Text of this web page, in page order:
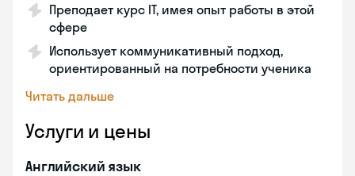
Преподает курс IT, имея опыт работы в этой
сфере
Использует коммуникативный подход,
ориентированный на потребности ученика
Читать дальше
Услуги и цены
Английский язык